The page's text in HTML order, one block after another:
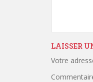
LAISSER
Votre